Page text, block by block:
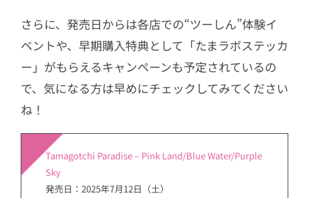
さらに、発売日からは各店での“ツーしん”体験イ
ベントや、早期購入特典として「たまラボステッカ
ー」がもらえるキャンペーンも予定されているの
で、気になる方は早めにチェックしてみてください
ね！
Tamagotchi Paradise – Pink Land/Blue Water/Purple
Sky
発売日：2025年7月12日（土）